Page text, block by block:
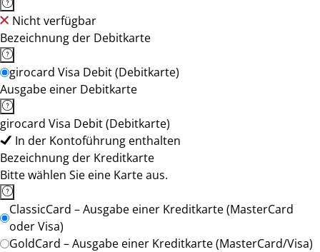
Nicht verfügbar
Bezeichnung der Debitkarte
girocard Visa Debit (Debitkarte)
Ausgabe einer Debitkarte
girocard Visa Debit (Debitkarte)
In der Kontoführung enthalten
Bezeichnung der Kreditkarte
Bitte wählen Sie eine Karte aus.
ClassicCard – Ausgabe einer Kreditkarte (MasterCard
oder Visa)
GoldCard – Ausgabe einer Kreditkarte (MasterCard/Visa)